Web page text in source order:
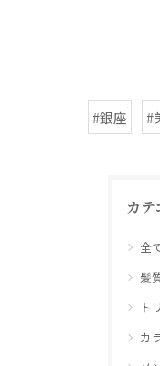
#銀座 #
カテ
全
髪
ト
カ